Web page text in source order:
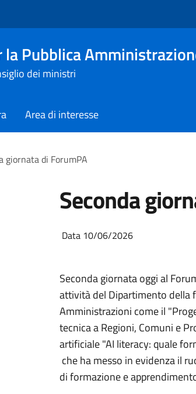
Pubblica
dei ministri
Area di interesse
giornata di ForumPA
Seconda
Data 10/06/2026
Seconda giornata oggi al
attività del Dipartimento della
Amministrazioni come il
tecnica a Regioni, Comuni e
artificiale "AI literacy: quale
che ha messo in evidenza il
di formazione e